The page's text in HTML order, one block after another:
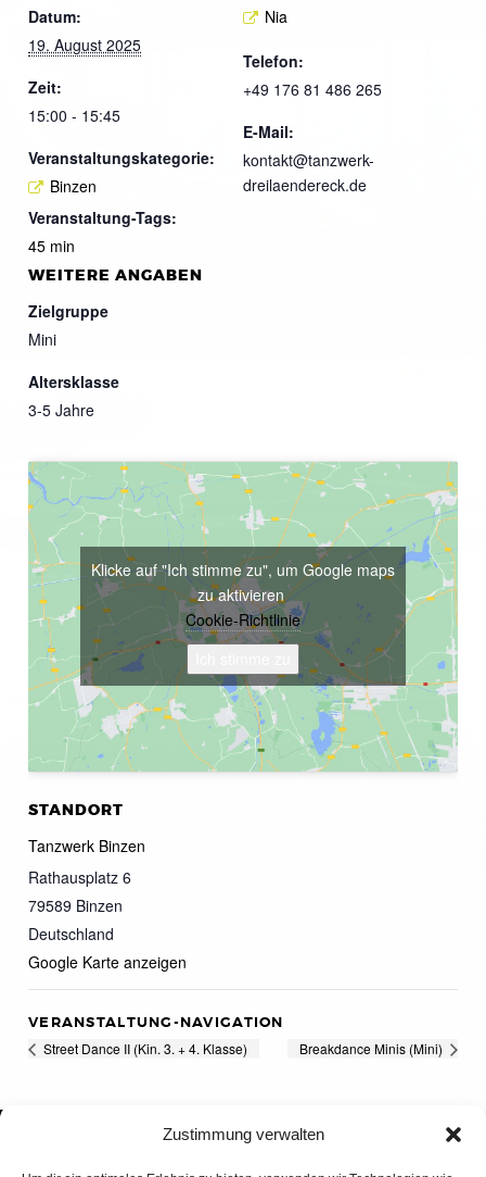
Zustimmung verwalten
Datum:
19. August 2025
Zeit:
15:00 - 15:45
Veranstaltungskategorie:
Binzen
Veranstaltung-Tags:
45 min
Nia
Telefon:
+49 176 81 486 265
E-Mail:
kontakt@tanzwerk-
dreilaendereck.de
WEITERE ANGABEN
Zielgruppe
Mini
Altersklasse
3-5 Jahre
STANDORT
Tanzwerk Binzen
Rathausplatz 6
79589 Binzen
Deutschland
Google Karte anzeigen
Klicke auf "Ich stimme zu", um Google maps
zu aktivieren
Cookie-Richtlinie
VERANSTALTUNG-NAVIGATION
Street Dance II (Kin. 3. + 4. Klasse) Breakdance Minis (Mini)